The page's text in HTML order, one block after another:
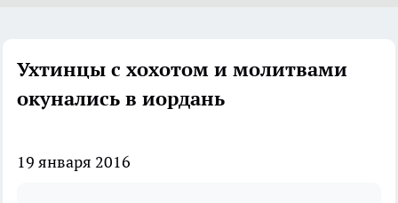
Ухтинцы с хохотом и молитвами
окунались в иордань
19 января 2016